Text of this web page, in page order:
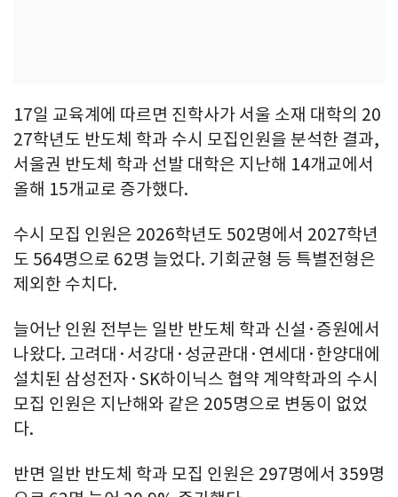
17일 교육계에 따르면 진학사가 서울 소재 대학의 20
27학년도 반도체 학과 수시 모집인원을 분석한 결과,
서울권 반도체 학과 선발 대학은 지난해 14개교에서
올해 15개교로 증가했다.
수시 모집 인원은 2026학년도 502명에서 2027학년
도 564명으로 62명 늘었다. 기회균형 등 특별전형은
제외한 수치다.
늘어난 인원 전부는 일반 반도체 학과 신설·증원에서
나왔다. 고려대·서강대·성균관대·연세대·한양대에
설치된 삼성전자·SK하이닉스 협약 계약학과의 수시
모집 인원은 지난해와 같은 205명으로 변동이 없었
다.
반면 일반 반도체 학과 모집 인원은 297명에서 359명